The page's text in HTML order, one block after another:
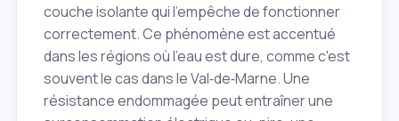
couche isolante qui l'empêche de fonctionner
correctement. Ce phénomène est accentué
dans les régions où l'eau est dure, comme c'est
souvent le cas dans le Val‑de‑Marne. Une
résistance endommagée peut entraîner une